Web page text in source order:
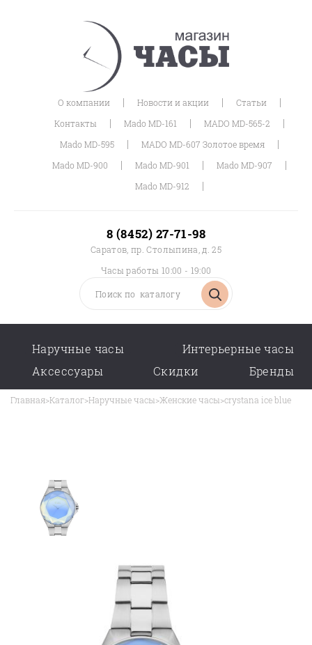
О компании | Новости и акции | Статьи |
Контакты | Mado MD-161 | MADO MD-565-2 |
Mado MD-595 | MADO MD-607 Золотое время |
Mado MD-900 | Mado MD-901 | Mado MD-907 |
Mado MD-912 |
8 (8452) 27-71-98
Саратов, пр. Столыпина, д. 25
Часы работы 10:00 - 19:00
Наручные часы
Интерьерные часы
Аксессуары
Скидки Бренды
Главная>Каталог>Наручные часы>Женские часы>crystana ice blue